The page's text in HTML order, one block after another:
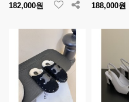
182,000원
188,000원